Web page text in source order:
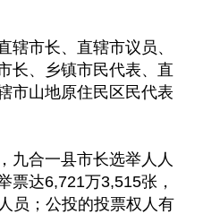
辖市长、直辖市议员、
长、乡镇市民代表、直
市山地原住民区民代表
九合一县市长选举人人
票达6,721万3,515张，
员；公投的投票权人有